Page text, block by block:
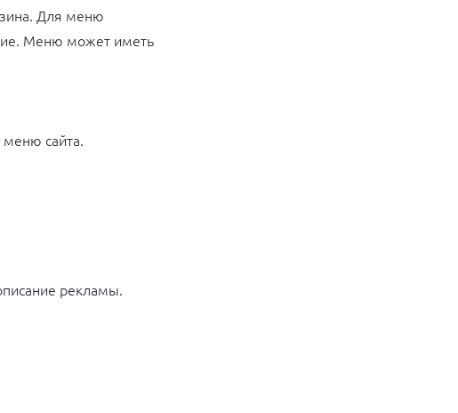
Для меню
Меню может иметь
меню сайта.
рекламы.